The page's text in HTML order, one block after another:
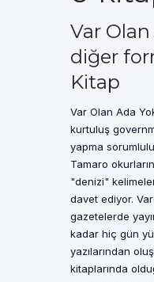
Var
diğer
Kitap
Var Olan Ada
kurtuluş
yapma
Tamaro
"denizi"
davet ediyor.
gazetelerde
kadar hiç gün
yazılarından
kitaplarında